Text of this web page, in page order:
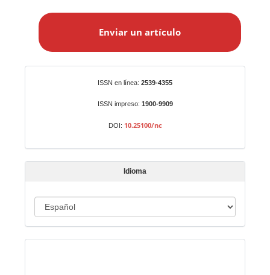
a
t
í
o
Enviar un artículo
ISSN en línea: 2539-4355
ISSN impreso: 1900-9909
DOI: 10.25100/nc
Idioma
d